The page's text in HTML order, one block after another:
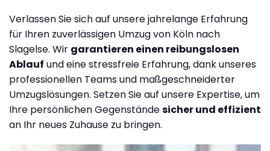
Verlassen Sie sich auf unsere jahrelange Erfahrung
für Ihren zuverlässigen Umzug von Köln nach
Slagelse. Wir garantieren einen reibungslosen
Ablauf und eine stressfreie Erfahrung, dank unseres
professionellen Teams und maßgeschneiderter
Umzugslösungen. Setzen Sie auf unsere Expertise, um
Ihre persönlichen Gegenständesicher und effizient
an Ihr neues Zuhause zu bringen.